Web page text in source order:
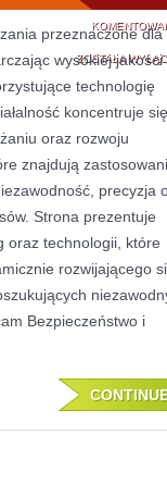
ZOSTAŁA
przeznaczone dla
wysokiej jakości
technologię
koncentruje
oraz rozwoju
znajdują
precyzja
Strona prezentuje
oraz technologii, które
rozwijającego
Bezpieczeństwo i